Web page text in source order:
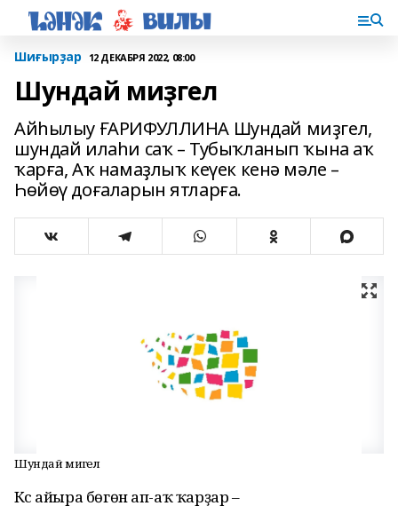
Шиғырҙар 12 ДЕКАБРЯ 2022, 08:00
Шундай миҙгел
Айһылыу ҒАРИФУЛЛИНА Шундай миҙгел,
шундай илаһи саҡ – Тубыҡланып ҡына аҡ
ҡарға, Аҡ намаҙлыҡ кеүек кенә мәле –
Һөйөү доғаларын ятларға.
Шундай миҙгел
Күс айыра бөгөн ап-аҡ ҡарҙар –